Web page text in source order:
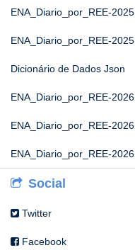
ENA_Diario_por_REE-2025
ENA_Diario_por_REE-2025
Dicionário de Dados Json
ENA_Diario_por_REE-2026
ENA_Diario_por_REE-2026
ENA_Diario_por_REE-2026
Social
Twitter
Facebook